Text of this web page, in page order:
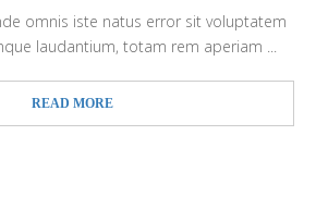
omnis iste natus error sit voluptatem
laudantium, totam rem aperiam ...
READ MORE